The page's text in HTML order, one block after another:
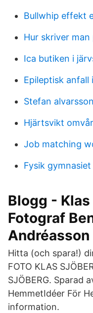
Bullwhip effekt
Hur skriver man
Ica butiken i
Epileptisk anfall
Stefan alvarsson
Hjärtsvikt
Job matching
Fysik
Blogg - Klas
Fotograf
Andréasson
Hitta (och spara!)
FOTO KLAS
SJÖBERG. Sparad
HemmetIdéer För
information.